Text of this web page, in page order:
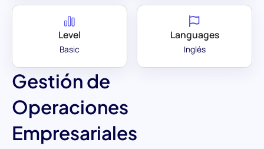
Gestión de
Operaciones
Empresariales
Level
Basic
Languages
Inglés